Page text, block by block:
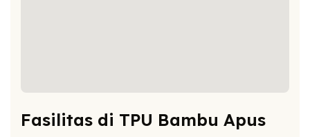
Fasilitas di TPU Bambu Apus